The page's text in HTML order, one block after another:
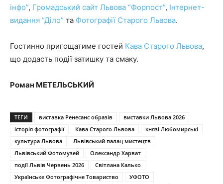
інфо”, Громадський сайт Львова “Форпост”, Інтернет-
видання “Діло” та Фотографії Старого Львова.
Гостинно пригощатиме гостей Кава Старого Львова,
що додасть події затишку та смаку.
Роман МЕТЕЛЬСЬКИЙ
ТЕГИ виставка Ренесанс образів
виставки Львова 2026
історія фотографії
Кава Старого Львова
князі Любомирські
культура Львова
Львівський палац мистецтв
Львівський Фотомузей
Олександр Харват
події Львів Червень 2026
Світлана Калько
Українське Фотографічне Товариство
УФОТО